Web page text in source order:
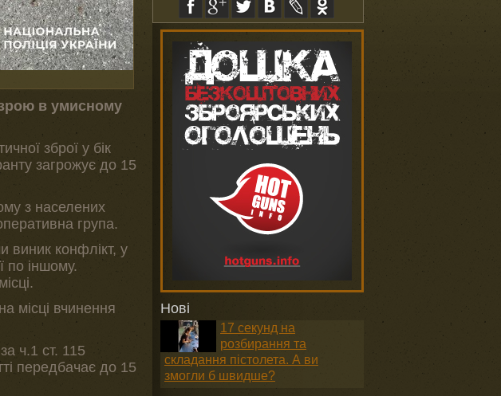
в умисному
зброї у бік
загрожує до 15
з населених
група.
конфлікт, у
по іншому.
місці вчинення
ч.1 ст. 115
передбачає до 15
Нові
17 секунд на
розбирання та
складання пістолета. А ви
змогли б швидше?